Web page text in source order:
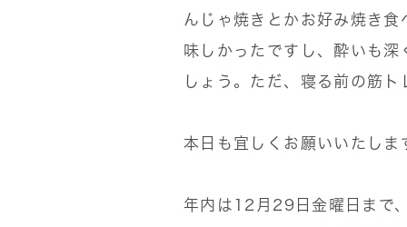
んじゃ焼きとかお好み焼き
味しかったですし、酔いも
しょう。ただ、寝る前の筋
本日も宜しくお願いいたしま
年内は12月29日金曜日まで